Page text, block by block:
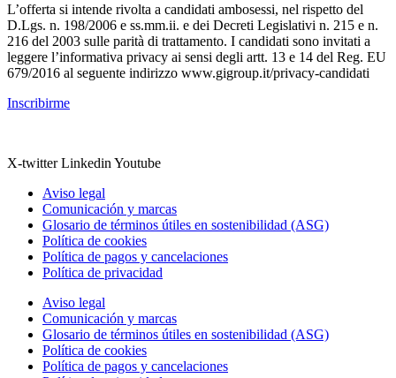
L’offerta si intende rivolta a candidati ambosessi, nel rispetto del
D.Lgs. n. 198/2006 e ss.mm.ii. e dei Decreti Legislativi n. 215 e n.
216 del 2003 sulle parità di trattamento. I candidati sono invitati a
leggere l’informativa privacy ai sensi degli artt. 13 e 14 del Reg. EU
679/2016 al seguente indirizzo www.gigroup.it/privacy-candidati
Inscribirme
X-twitter Linkedin Youtube
Aviso legal
Comunicación y marcas
Glosario de términos útiles en sostenibilidad (ASG)
Política de cookies
Política de pagos y cancelaciones
Política de privacidad
Aviso legal
Comunicación y marcas
Glosario de términos útiles en sostenibilidad (ASG)
Política de cookies
Política de pagos y cancelaciones